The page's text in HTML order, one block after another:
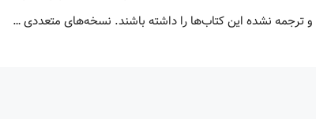
و ترجمه نشده این کتاب‌ها را داشته باشند. نسخه‌های متعددی …